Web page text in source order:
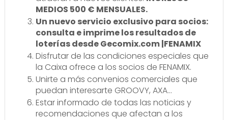
MEDIOS 500 € MENSUALES.
Un nuevo servicio exclusivo para socios:
consulta e imprime los resultados de
loterías desde Gecomix.com |FENAMIX
Disfrutar de las condiciones especiales que
la Caixa ofrece a los socios de FENAMIX.
Unirte a más convenios comerciales que
puedan interesarte GROOVY, AXA…
Estar informado de todas las noticias y
recomendaciones que afectan a los